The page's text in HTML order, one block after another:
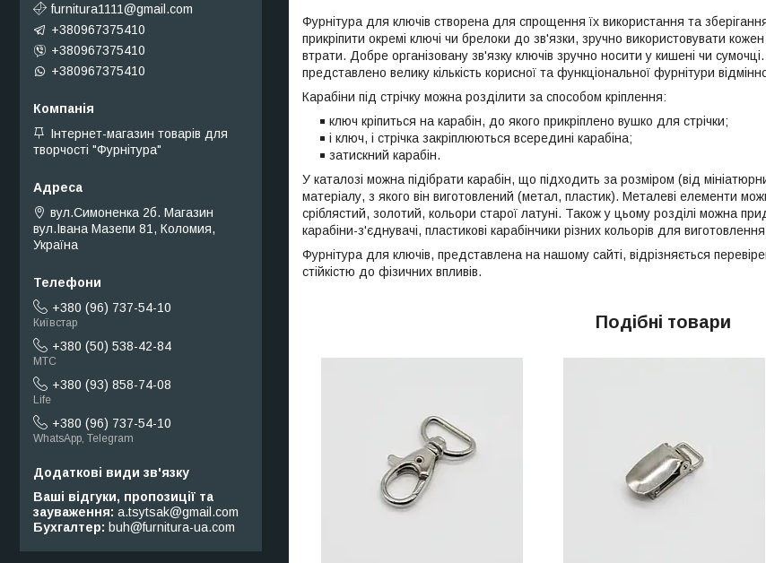
Фурнітура для ключів створена для спрощення їх використання та
прикріпити окремі ключі чи брелоки до зв'язки, зручно використовувати
втрати. Добре організовану зв'язку ключів зручно носити у кишені чи
представлено велику кількість корисної та функціональної фурнітури
Карабіни під стрічку можна розділити за способом кріплення:
ключ кріпиться на карабін, до якого прикріплено вушко для стрічки;
і ключ, і стрічка закріплюються всередині карабіна;
затискний карабін.
У каталозі можна підібрати карабін, що підходить за розміром (від
матеріалу, з якого він виготовлений (метал, пластик). Металеві елементи
сріблястий, золотий, кольори старої латуні. Також у цьому розділі можна
карабіни-з'єднувачі, пластикові карабінчики різних кольорів для
Фурнітура для ключів, представлена на нашому сайті, відрізняється
стійкістю до фізичних впливів.
Подібні товари
furnitura1111@gmail.com
+380967375410
+380967375410
+380967375410
Інтернет-магазин товарів для
творчості "Фурнітура"
вул.Симоненка 2б. Магазин
вул.Івана Мазепи 81, Коломия,
Україна
+380 (96) 737-54-10
Київстар
+380 (50) 538-42-84
МТС
+380 (93) 858-74-08
Life
+380 (96) 737-54-10
WhatsApp, Telegram
Ваші відгуки, пропозиції та
зауваження a.tsytsak@gmail.com
Бухгалтер
buh@furnitura-ua.com